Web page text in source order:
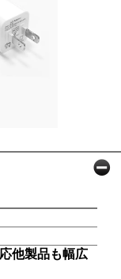
他製品も幅広